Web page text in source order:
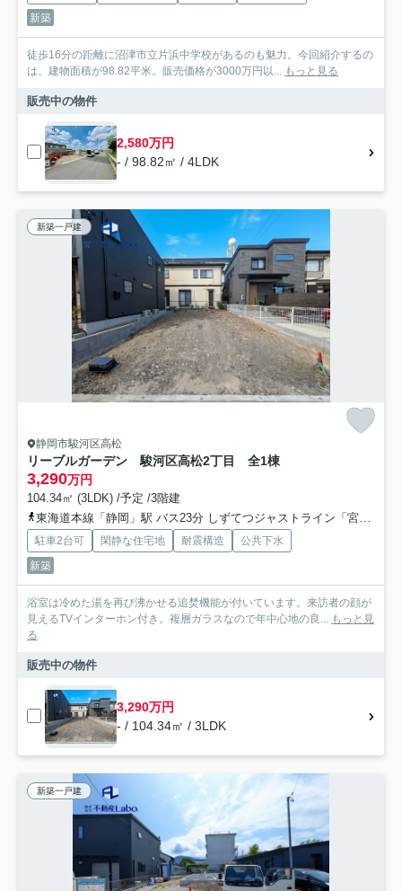
新築
徒歩16分の距離に沼津市立片浜中学校があるのも魅力。今回紹介するの
は、建物面積が98.82平米。販売価格が3000万円以...
もっと見る
販売中の物件
2,580万円
- / 98.82㎡ / 4LDK
新築一戸建
静岡市駿河区高松
リーブルガーデン 駿河区高松2丁目 全1棟
3,290万円
104.34㎡ (3LDK) /予定 /3階建
東海道本線「静岡」駅 バス23分 しずてつジャストライン「宮竹一丁目」 停歩6分
駐車2台可 閑静な住宅地 耐震構造
公共下水
新築
浴室は冷めた湯を再び沸かせる追焚機能が付いています。来訪者の顔が
見えるTVインターホン付き。複層ガラスなので年中心地の良...
もっと見
る
販売中の物件
3,290万円
- / 104.34㎡ / 3LDK
新築一戸建